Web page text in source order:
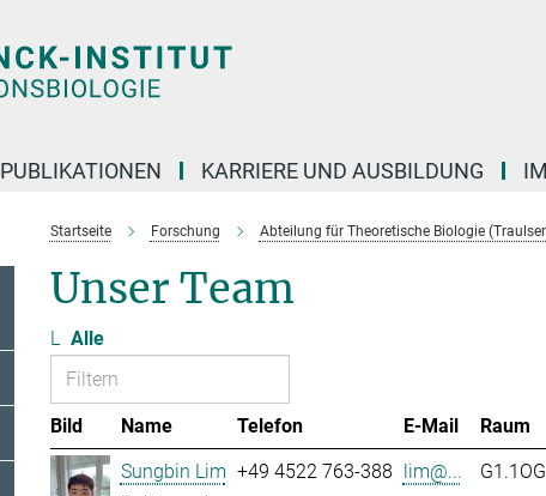
PUBLIKATIONEN KARRIERE UND AUSBILDUNG
Startseite Forschung Abteilung für Theoretische Biologie
Unser Team
L Alle
Bild Name Telefon E-Mail Raum
Sungbin Lim +49 4522 763-388 lim@...